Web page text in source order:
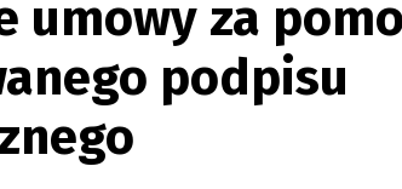
umowy za
podpisu